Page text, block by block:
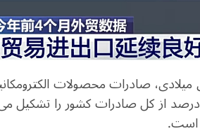
درصد افزایش داشته و 63.5 درصد از کل صادرات